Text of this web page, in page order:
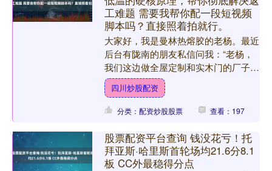
工难题 需要我帮你配一段短视频
脚本吗？直接照着拍就行。
大家好，我是曼林热熔胶的老杨。最近
后台有陇南的朋友私信问我：“老杨，
我们这边做全屋定制和实木门的厂子越
来越多，但用PUR热熔胶总觉得成本
太高，操作也麻烦，到底值....
四川炒股配资
分类：配资炒股股票 查看：197
股票配资平台查询 钱没花亏！托
拜亚斯·哈里斯首轮场均21.6分8.1
板 CC外最稳得分点